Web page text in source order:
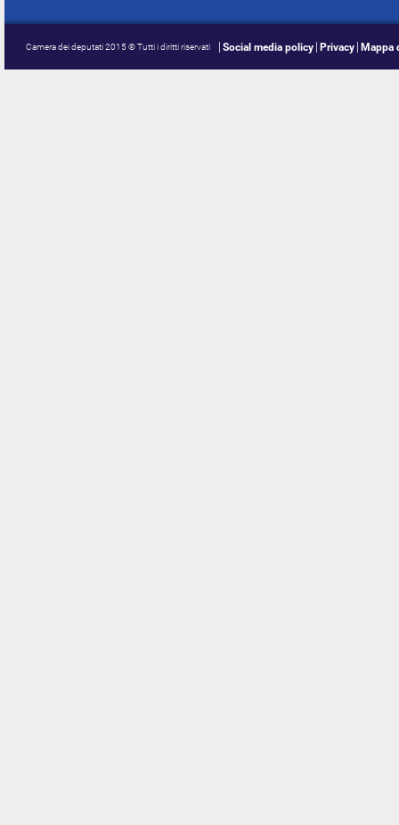
Camera dei deputati 2015 © Tutti i diritti riservati Social media policy Privacy Mappa